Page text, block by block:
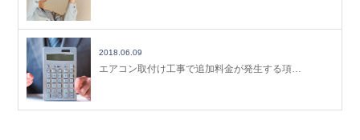
2018.06.09
エアコン取付け工事で追加料金が発生する項…